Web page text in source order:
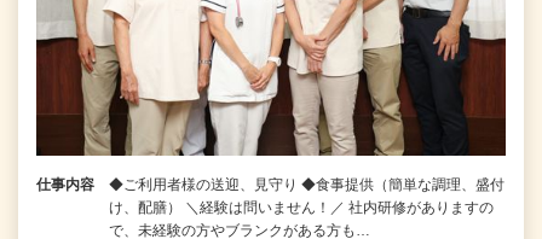
仕事内容
◆ご利用者様の送迎、見守り ◆食事提供（簡単な調理、盛付
け、配膳） ＼経験は問いません！／ 社内研修がありますの
で、未経験の方やブランクがある方も…